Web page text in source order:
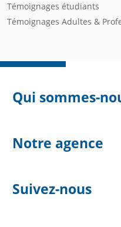
Témoignages étudiants
Témoignages Adultes &
Qui sommes-
Notre agence
Suivez-nous